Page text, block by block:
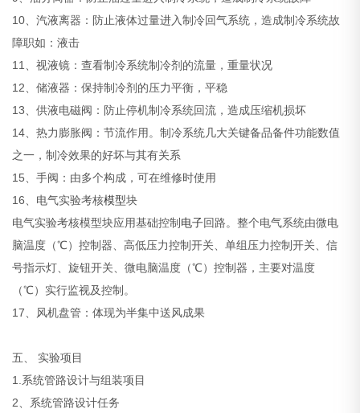
10、汽液离器：防止液体过量进入制冷回气系统，造成制冷系统故
障职如：液击
11、视液镜：查看制冷系统制冷剂的流量，重量状况
12、储液器：保持制冷剂的压力平衡，平稳
13、供液电磁阀：防止停机制冷系统回流，造成压缩机损坏
14、热力膨胀阀：节流作用。制冷系统几大关键备品备件功能数值
之一，制冷效果的好坏与其有关系
15、手阀：由多个构成，可在维修时使用
16、电气实验考核模型块
电气实验考核模型块应用基础控制 电子回路。整个电气系统由微电
脑温度（℃）控制器、高低压力控制开关、单组压力控制开关、信
号指示灯、旋钮开关、微电脑温度（℃）控制器，主要对温度
（℃）实行监视及控制。
17、风机盘管：体现为半集中送风成果
五、 实验项目
1.系统管路设计与组装项目
2、系统管路设计任务